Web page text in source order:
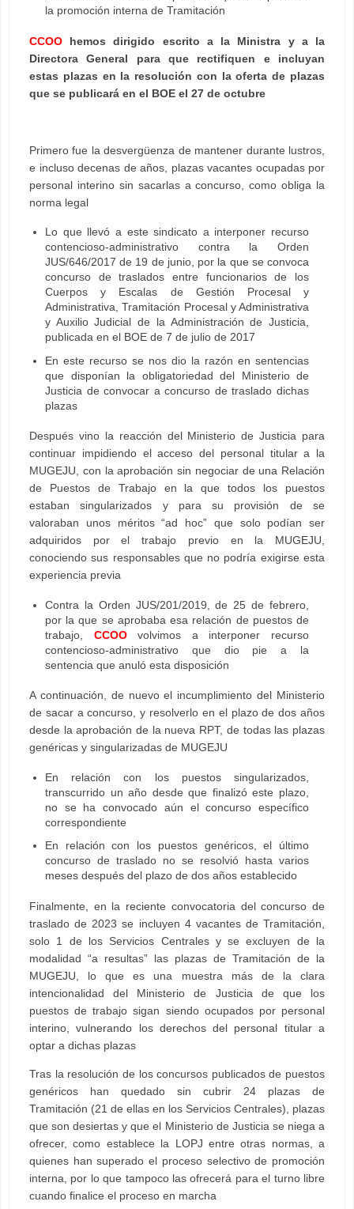
la promoción interna de Tramitación
CCOO hemos dirigido escrito a la Ministra y a la
Directora General para que rectifiquen e incluyan
estas plazas en la resolución con la oferta de plazas
que se publicará en el BOE el 27 de octubre
Primero fue la desvergüenza de mantener durante lustros,
e incluso decenas de años, plazas vacantes ocupadas por
personal interino sin sacarlas a concurso, como obliga la
norma legal
Lo que llevó a este sindicato a interponer recurso
contencioso-administrativo contra la Orden
JUS/646/2017 de 19 de junio, por la que se convoca
concurso de traslados entre funcionarios de los
Cuerpos y Escalas de Gestión Procesal y
Administrativa, Tramitación Procesal y Administrativa
y Auxilio Judicial de la Administración de Justicia,
publicada en el BOE de 7 de julio de 2017
En este recurso se nos dio la razón en sentencias
que disponían la obligatoriedad del Ministerio de
Justicia de convocar a concurso de traslado dichas
plazas
Después vino la reacción del Ministerio de Justicia para
continuar impidiendo el acceso del personal titular a la
MUGEJU, con la aprobación sin negociar de una Relación
de Puestos de Trabajo en la que todos los puestos
estaban singularizados y para su provisión de se
valoraban unos méritos “ad hoc” que solo podían ser
adquiridos por el trabajo previo en la MUGEJU,
conociendo sus responsables que no podría exigirse esta
experiencia previa
Contra la Orden JUS/201/2019, de 25 de febrero,
por la que se aprobaba esa relación de puestos de
trabajo, CCOOvolvimos a interponer recurso
contencioso-administrativo que dio pie a la
sentencia que anuló esta disposición
A continuación, de nuevo el incumplimiento del Ministerio
de sacar a concurso, y resolverlo en el plazo de dos años
desde la aprobación de la nueva RPT, de todas las plazas
genéricas y singularizadas de MUGEJU
En relación con los puestos singularizados,
transcurrido un año desde que finalizó este plazo,
no se ha convocado aún el concurso específico
correspondiente
En relación con los puestos genéricos, el último
concurso de traslado no se resolvió hasta varios
meses después del plazo de dos años establecido
Finalmente, en la reciente convocatoria del concurso de
traslado de 2023 se incluyen 4 vacantes de Tramitación,
solo 1 de los Servicios Centrales y se excluyen de la
modalidad “a resultas” las plazas de Tramitación de la
MUGEJU, lo que es una muestra más de la clara
intencionalidad del Ministerio de Justicia de que los
puestos de trabajo sigan siendo ocupados por personal
interino, vulnerando los derechos del personal titular a
optar a dichas plazas
Tras la resolución de los concursos publicados de puestos
genéricos han quedado sin cubrir 24 plazas de
Tramitación (21 de ellas en los Servicios Centrales), plazas
que son desiertas y que el Ministerio de Justicia se niega a
ofrecer, como establece la LOPJ entre otras normas, a
quienes han superado el proceso selectivo de promoción
interna, por lo que tampoco las ofrecerá para el turno libre
cuando finalice el proceso en marcha